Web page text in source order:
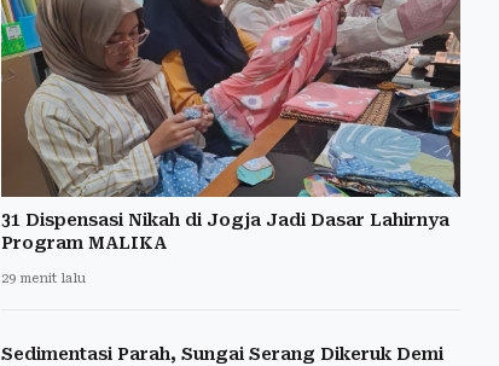
31 Dispensasi Nikah di Jogja Jadi Dasar Lahirnya
Program MALIKA
29 menit lalu
Sedimentasi Parah, Sungai Serang Dikeruk Demi